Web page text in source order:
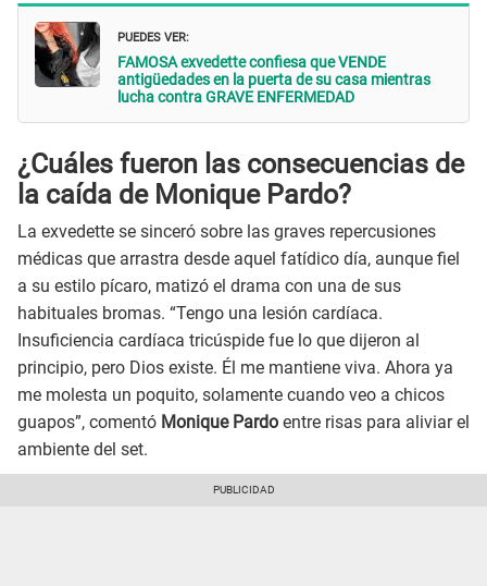
PUEDES VER:
FAMOSA exvedette confiesa que VENDE
antigüedades en la puerta de su casa mientras
lucha contra GRAVE ENFERMEDAD
¿Cuáles fueron las consecuencias de
la caída de Monique Pardo?
La exvedette se sinceró sobre las graves repercusiones
médicas que arrastra desde aquel fatídico día, aunque fiel
a su estilo pícaro, matizó el drama con una de sus
habituales bromas. “Tengo una lesión cardíaca.
Insuficiencia cardíaca tricúspide fue lo que dijeron al
principio, pero Dios existe. Él me mantiene viva. Ahora ya
me molesta un poquito, solamente cuando veo a chicos
guapos”, comentó Monique Pardo entre risas para aliviar el
ambiente del set.